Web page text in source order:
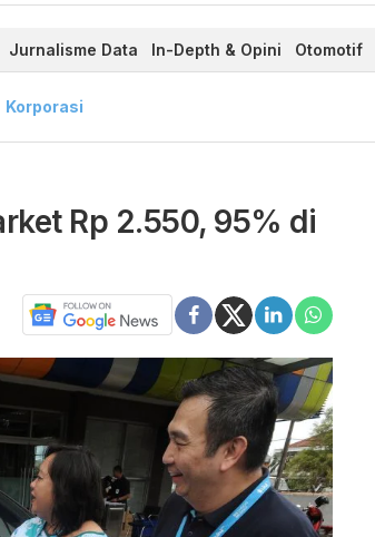
Jurnalisme Data In-Depth & Opini Otomotif
Korporasi
Rp 2.550, 95% di